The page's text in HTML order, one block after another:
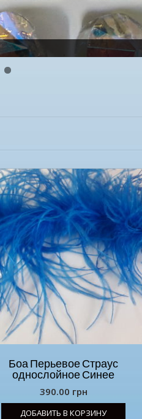
Боа Перьевое Страус
однослойное Синее
390.00 грн
ДОБАВИТЬ В КОРЗИНУ